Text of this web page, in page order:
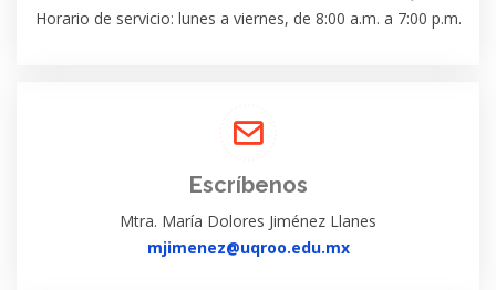
Horario de servicio: lunes a viernes, de 8:00 a.m. a 7:00 p.m.
Escríbenos
Mtra. María Dolores Jiménez Llanes
mjimenez@uqroo.edu.mx